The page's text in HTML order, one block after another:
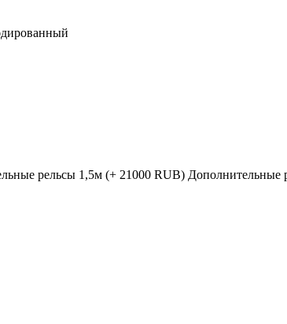
рельсы 1,5м (+ 21000 RUB) Дополнительные